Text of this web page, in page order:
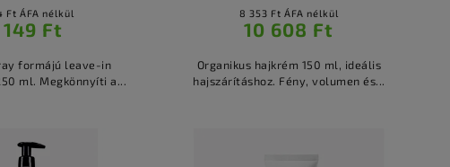
Ft ÁFA nélkül
149 Ft
formájú leave-in
ml. Megkönnyíti a...
8 353 Ft ÁFA nélkül
10 608 Ft
Organikus hajkrém 150 ml, ideális
hajszárításhoz. Fény, volumen és...